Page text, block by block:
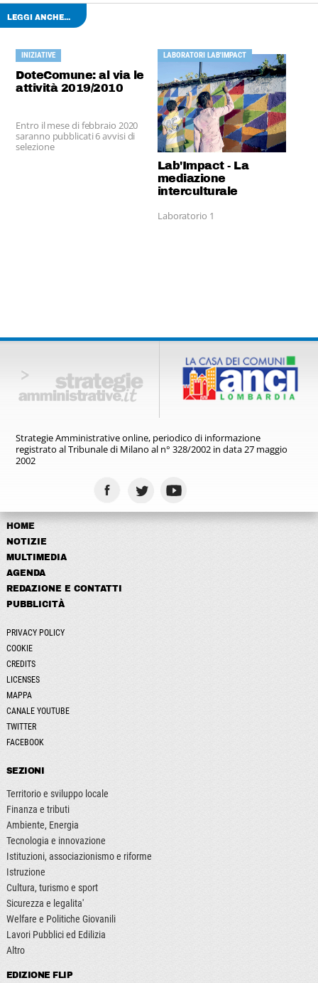
LEGGI ANCHE...
INIZIATIVE
DoteComune: al via le
attività 2019/2010
Entro il mese di febbraio 2020
saranno pubblicati 6 avvisi di
selezione
LABORATORI LAB'IMPACT
Lab'Impact - La
mediazione
interculturale
Laboratorio 1
Strategie Amministrative online, periodico di informazione
registratoal Tribunale di Milano al n° 328/2002 in data 27 maggio
2002
HOME
NOTIZIE
MULTIMEDIA
AGENDA
REDAZIONE E CONTATTI
PUBBLICITÀ
PRIVACY POLICY
COOKIE
CREDITS
LICENSES
MAPPA
CANALE YOUTUBE
TWITTER
FACEBOOK
SEZIONI
Territorio e sviluppo locale
Finanza e tributi
Ambiente, Energia
Tecnologia e innovazione
Istituzioni, associazionismo e riforme
Istruzione
Cultura, turismo e sport
Sicurezza e legalita'
Welfare e Politiche Giovanili
Lavori Pubblici ed Edilizia
Altro
EDIZIONE FLIP